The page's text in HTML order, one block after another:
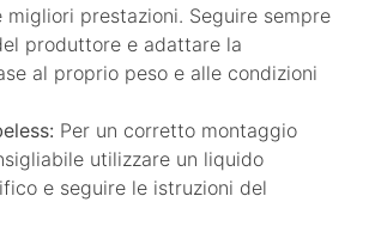
migliori prestazioni. Seguire sempre
produttore e adattare la
al proprio peso e alle condizioni
Per un corretto montaggio
utilizzare un liquido
e seguire le istruzioni del